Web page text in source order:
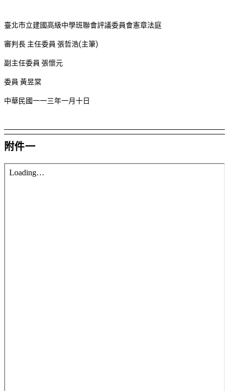
臺北市立建國高級中學班聯會評議委員會憲章法庭
審判長 主任委員 張哲浩(主筆)
副主任委員 張懷元
委員 黃昱棠
中華民國一一三年一月十日
附件一